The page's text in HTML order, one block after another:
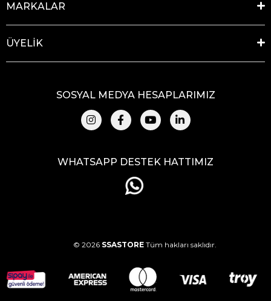
MARKALAR
ÜYELİK
SOSYAL MEDYA HESAPLARIMIZ
WHATSAPP DESTEK HATTIMIZ
© 2026 SSASTORE Tüm hakları saklıdır.